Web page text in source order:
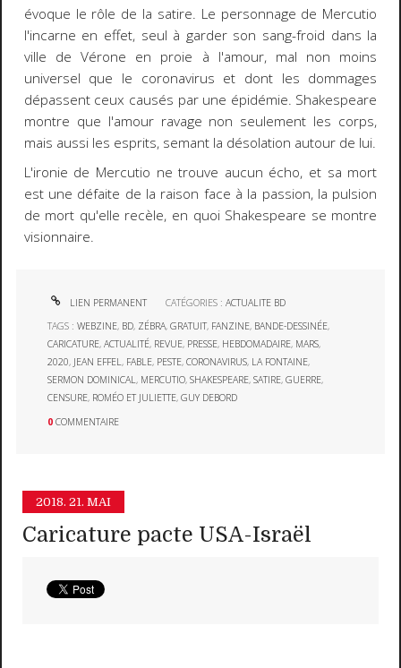
évoque le rôle de la satire. Le personnage de Mercutio
l'incarne en effet, seul à garder son sang-froid dans la
ville de Vérone en proie à l'amour, mal non moins
universel que le coronavirus et dont les dommages
dépassent ceux causés par une épidémie. Shakespeare
montre que l'amour ravage non seulement les corps,
mais aussi les esprits, semant la désolation autour de lui.
L'ironie de Mercutio ne trouve aucun écho, et sa mort
est une défaite de la raison face à la passion, la pulsion
de mort qu'elle recèle, en quoi Shakespeare se montre
visionnaire.
LIEN PERMANENT CATÉGORIES :ACTUALITE BD
TAGS :WEBZINE, BD, ZÉBRA,GRATUIT, FANZINE, BANDE-DESSINÉE,
CARICATURE,ACTUALITÉ, REVUE, PRESSE, HEBDOMADAIRE, MARS,
2020, JEAN EFFEL, FABLE, PESTE,CORONAVIRUS, LA FONTAINE,
SERMON DOMINICAL, MERCUTIO,SHAKESPEARE,SATIRE,GUERRE,
CENSURE, ROMÉO ET JULIETTE,GUY DEBORD
0 COMMENTAIRE
2018. 21. MAI
Caricature pacte USA-Israël